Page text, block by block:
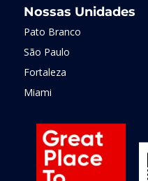
Nossas Unidades
Pato Branco
São Paulo
Fortaleza
Miami